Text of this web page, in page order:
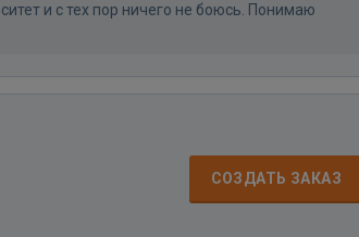
и с тех пор ничего не боюсь. Понимаю
СОЗДАТЬ ЗАКАЗ